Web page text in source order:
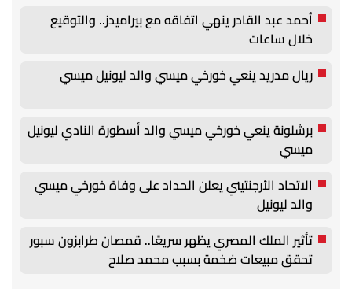
أحمد عبد القادر ينهي اتفاقه مع بيراميدز.. والتوقيع
خلال ساعات
ريال مدريد ينعي خورخي ميسي والد ليونيل ميسي
برشلونة ينعي خورخي ميسي والد أسطورة النادي ليونيل
ميسي
الاتحاد الأرجنتيني يعلن الحداد على وفاة خورخي ميسي
والد ليونيل
تأثير الملك المصري يظهر سريعًا.. قمصان طرابزون سبور
تحقق مبيعات ضخمة بسبب محمد صلاح